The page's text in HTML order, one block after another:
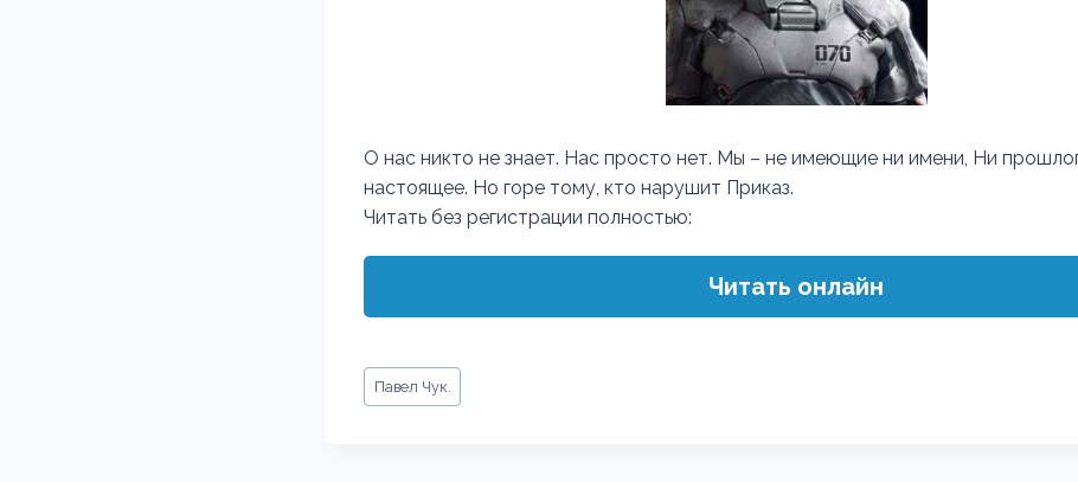
О нас никто не знает. Нас просто нет. Мы – не имеющие ни имени, Ни
настоящее. Но горе тому, кто нарушит Приказ.
Читать без регистрации полностью:
Читать онлайн
Метки
записи:
Павел Чук.